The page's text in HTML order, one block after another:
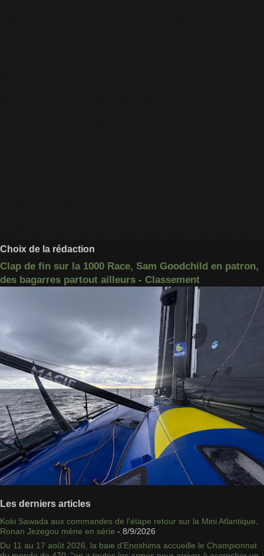
Choix de la rédaction
Clap de fin sur la 1000 Race, Sam Goodchild en patron,
des bagarres partout ailleurs - Classement
Les derniers articles
Koki Sawada aux commandes de l'étape retour sur la Mini Atlantique,
Ronan Jezegou mène en série - 8/9/2026
Du 11 au 17 août 2026, la baie d'Enoshima accueille le Championnat